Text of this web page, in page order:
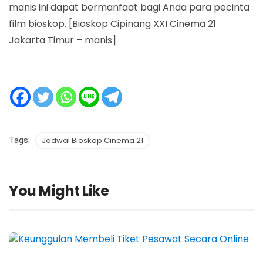
manis ini dapat bermanfaat bagi Anda para pecinta
film bioskop. [Bioskop Cipinang XXI Cinema 21
Jakarta Timur – manis]
Tags: Jadwal Bioskop Cinema 21
You Might Like